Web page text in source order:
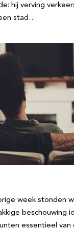
hij verving
stad…
week stonden
beschouwing
essentieel van